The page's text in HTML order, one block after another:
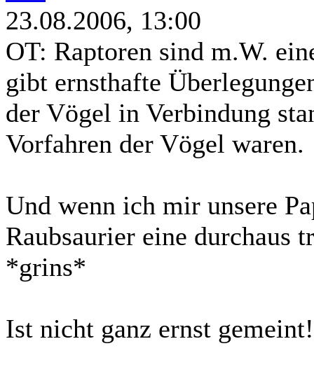
23.08.2006, 13:00
OT: Raptoren sind m.W.
gibt ernsthafte
der Vögel in Verbindung
Vorfahren der Vögel waren.
Und wenn ich mir unsere
Raubsaurier eine durchaus
*grins*
Ist nicht ganz ernst